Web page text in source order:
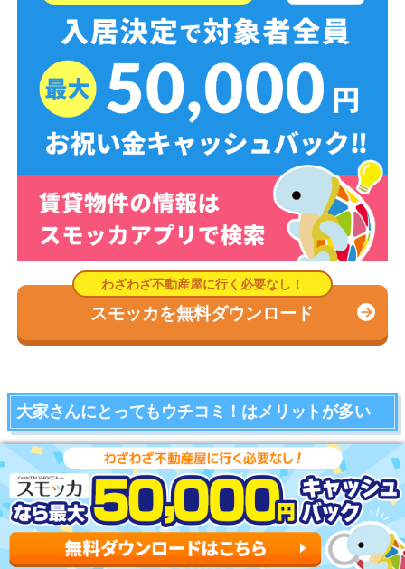
スモッカを無料ダウンロード
大家さんにとってもウチコミ！はメリットが多い
掲載料無料で入居者募集できる
ウチコミは大家さんが入居者を募集する場合も無料です。
契約が決まるまでは一切費用がかかりません。